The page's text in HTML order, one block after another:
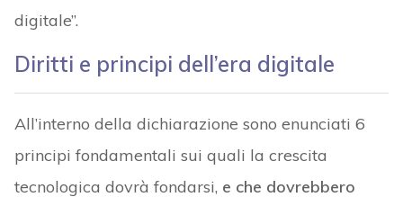
digitale”.
Diritti e principi dell’era digitale
All’interno della dichiarazione sono enunciati 6
principi fondamentali sui quali la crescita
tecnologica dovrà fondarsi, e che dovrebbero